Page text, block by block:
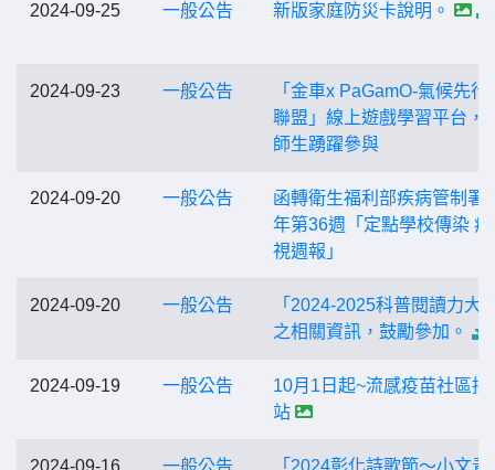
2024-09-25 一般公告 新版家庭防災卡說明。
2024-09-23 一般公告
「金車x PaGamO-氣候先行
聯盟」線上遊戲學習平台，
師生踴躍參與
2024-09-20 一般公告
函轉衛生福利部疾病管制署
年第36週「定點學校傳染 病
視週報」
2024-09-20 一般公告
「2024-2025科普閱讀力大
之相關資訊，鼓勵參加。
2024-09-19 一般公告
10月1日起~流感疫苗社區接
站
2024-09-16 一般公告
「2024彰化詩歌節～小文青